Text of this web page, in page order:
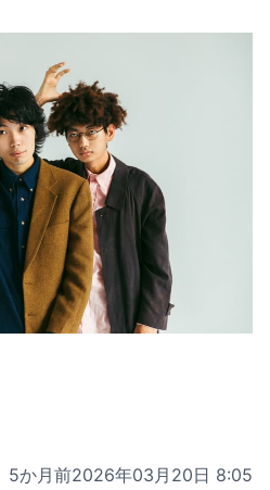
5か月前2026年03月20日 8:05